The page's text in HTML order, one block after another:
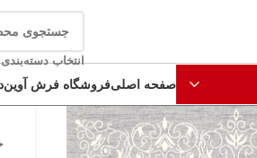
انتخاب دسته‌بندی
صفحه اصلیفروشگاه فرش آوین